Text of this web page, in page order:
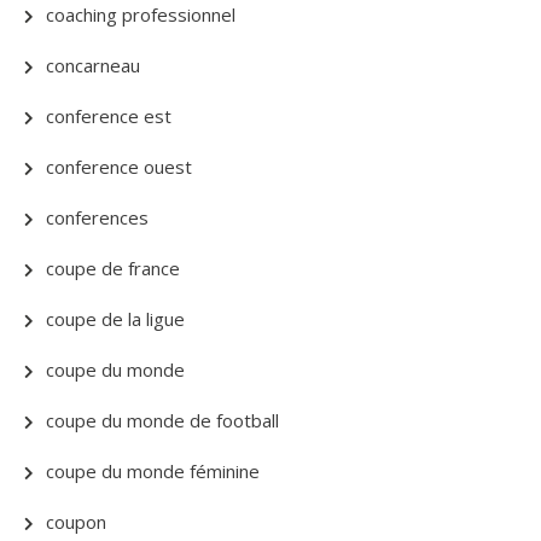
coaching professionnel
concarneau
conference est
conference ouest
conferences
coupe de france
coupe de la ligue
coupe du monde
coupe du monde de football
coupe du monde féminine
coupon